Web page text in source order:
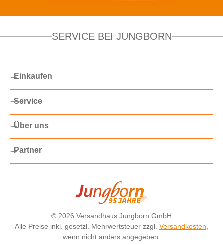
SERVICE BEI JUNGBORN
Einkaufen
Service
Über uns
Partner
© 2026 Versandhaus Jungborn GmbH
Alle Preise inkl. gesetzl. Mehrwertsteuer zzgl. Versandkosten
wenn nicht anders angegeben.